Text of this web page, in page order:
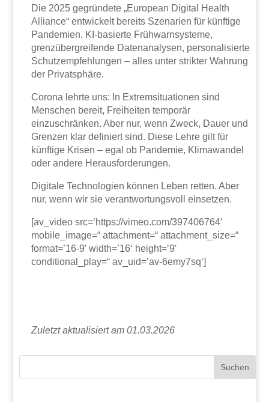
Die 2025 gegründete „European Digital Health
Alliance“ entwickelt bereits Szenarien für künftige
Pandemien. KI-basierte Frühwarnsysteme,
grenzübergreifende Datenanalysen, personalisierte
Schutzempfehlungen – alles unter strikter Wahrung
der Privatsphäre.
Corona lehrte uns: In Extremsituationen sind
Menschen bereit, Freiheiten temporär
einzuschränken. Aber nur, wenn Zweck, Dauer und
Grenzen klar definiert sind. Diese Lehre gilt für
künftige Krisen – egal ob Pandemie, Klimawandel
oder andere Herausforderungen.
Digitale Technologien können Leben retten. Aber
nur, wenn wir sie verantwortungsvoll einsetzen.
[av_video src=’https://vimeo.com/397406764′
mobile_image=“ attachment=“ attachment_size=“
format=’16-9′ width=’16‘ height=’9′
conditional_play=“ av_uid=’av-6emy7sq‘]
Zuletzt aktualisiert am 01.03.2026